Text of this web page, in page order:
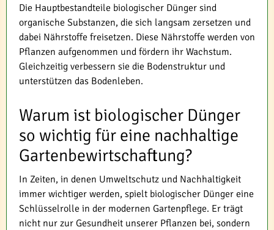
Die Hauptbestandteile biologischer Dünger sind
organische Substanzen, die sich langsam zersetzen und
dabei Nährstoffe freisetzen. Diese Nährstoffe werden von
Pflanzen aufgenommen und fördern ihr Wachstum.
Gleichzeitig verbessern sie die Bodenstruktur und
unterstützen das Bodenleben.
Warum ist biologischer Dünger
so wichtig für eine nachhaltige
Gartenbewirtschaftung?
In Zeiten, in denen Umweltschutz und Nachhaltigkeit
immer wichtiger werden, spielt biologischer Dünger eine
Schlüsselrolle in der modernen Gartenpflege. Er trägt
nicht nur zur Gesundheit unserer Pflanzen bei, sondern